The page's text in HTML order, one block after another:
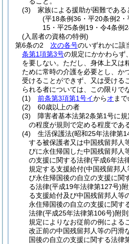
(3)
家族による援助が困難である
(平18条例36・平20条例2
15・平25条例19・令4条例
(入居者の資格の特例)
第6条の2
次の各号のいずれかに該
条第1項第3号の規定にかかわらず
を要しない。 ただし、身体上又は
ために常時の介護を必要とし、か
受けることができず、又は受ける
られる者については、この限りで
(1)
前条第3項第1号イからオ ま
(2)
60歳以上の者
(3)
障害者基本法第2条第1号に
の程度が規則で定める程度であ
(4)
生活保護法(昭和25年法律第
する被保護者又は中国残留邦人
びに永住帰国した中国残留邦人
の支援に関する法律(平成6年法
規定する支援給付(中国残留邦人
び永住帰国後の自立の支援に関
る法律(平成19年法律第127号)
る支援給付及び中国残留邦人等
永住帰国後の自立の支援に関す
法律(平成25年法律第106号)附
規定によりなお従前の例による
改正前の中国残留邦人等の円滑
国後の自立の支援に関する法律